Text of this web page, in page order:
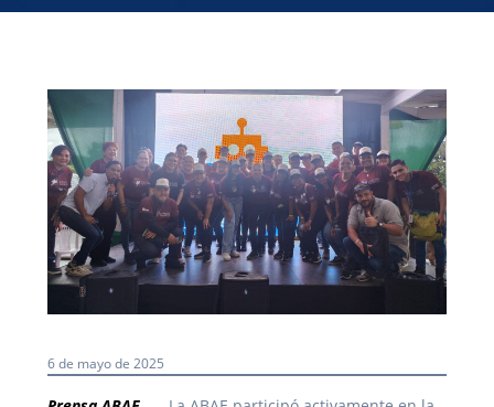
6 de mayo de 2025